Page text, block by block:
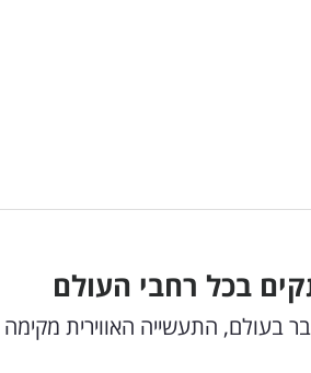
בכל רחבי העולם
בעולם, התעשייה האווירית מקימה